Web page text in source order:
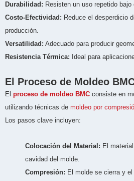
Durabilidad: Resisten un uso repetido
Costo-Efectividad: Reduce el desperdicio
producción.
Versatilidad: Adecuado para producir
Resistencia Térmica: Ideal para
El Proceso de Moldeo
El proceso de moldeo BMC consiste en
utilizando técnicas de moldeo por
Los pasos clave incluyen:
Colocación del Material: El
cavidad del molde.
Compresión: El molde se cierra y